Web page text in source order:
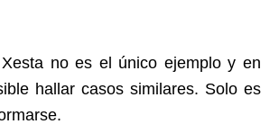
no es el único ejemplo y en
hallar casos similares. Solo es